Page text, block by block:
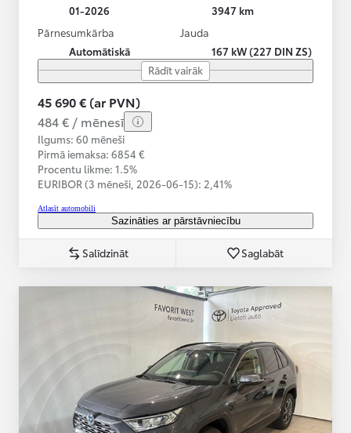
01-2026
3947 km
Pārnesumkārba
Automātiskā
Jauda
167 kW (227 DIN ZS)
Rādīt vairāk
45 690 € (ar PVN)
484 € / mēnesī
Ilgums: 60 mēneši
Pirmā iemaksa: 6854 €
Procentu likme: 1.5%
EURIBOR (3 mēneši, 2026-06-15): 2,41%
Atlasīt automobili
Sazināties ar pārstāvniecību
Salīdzināt Saglabāt